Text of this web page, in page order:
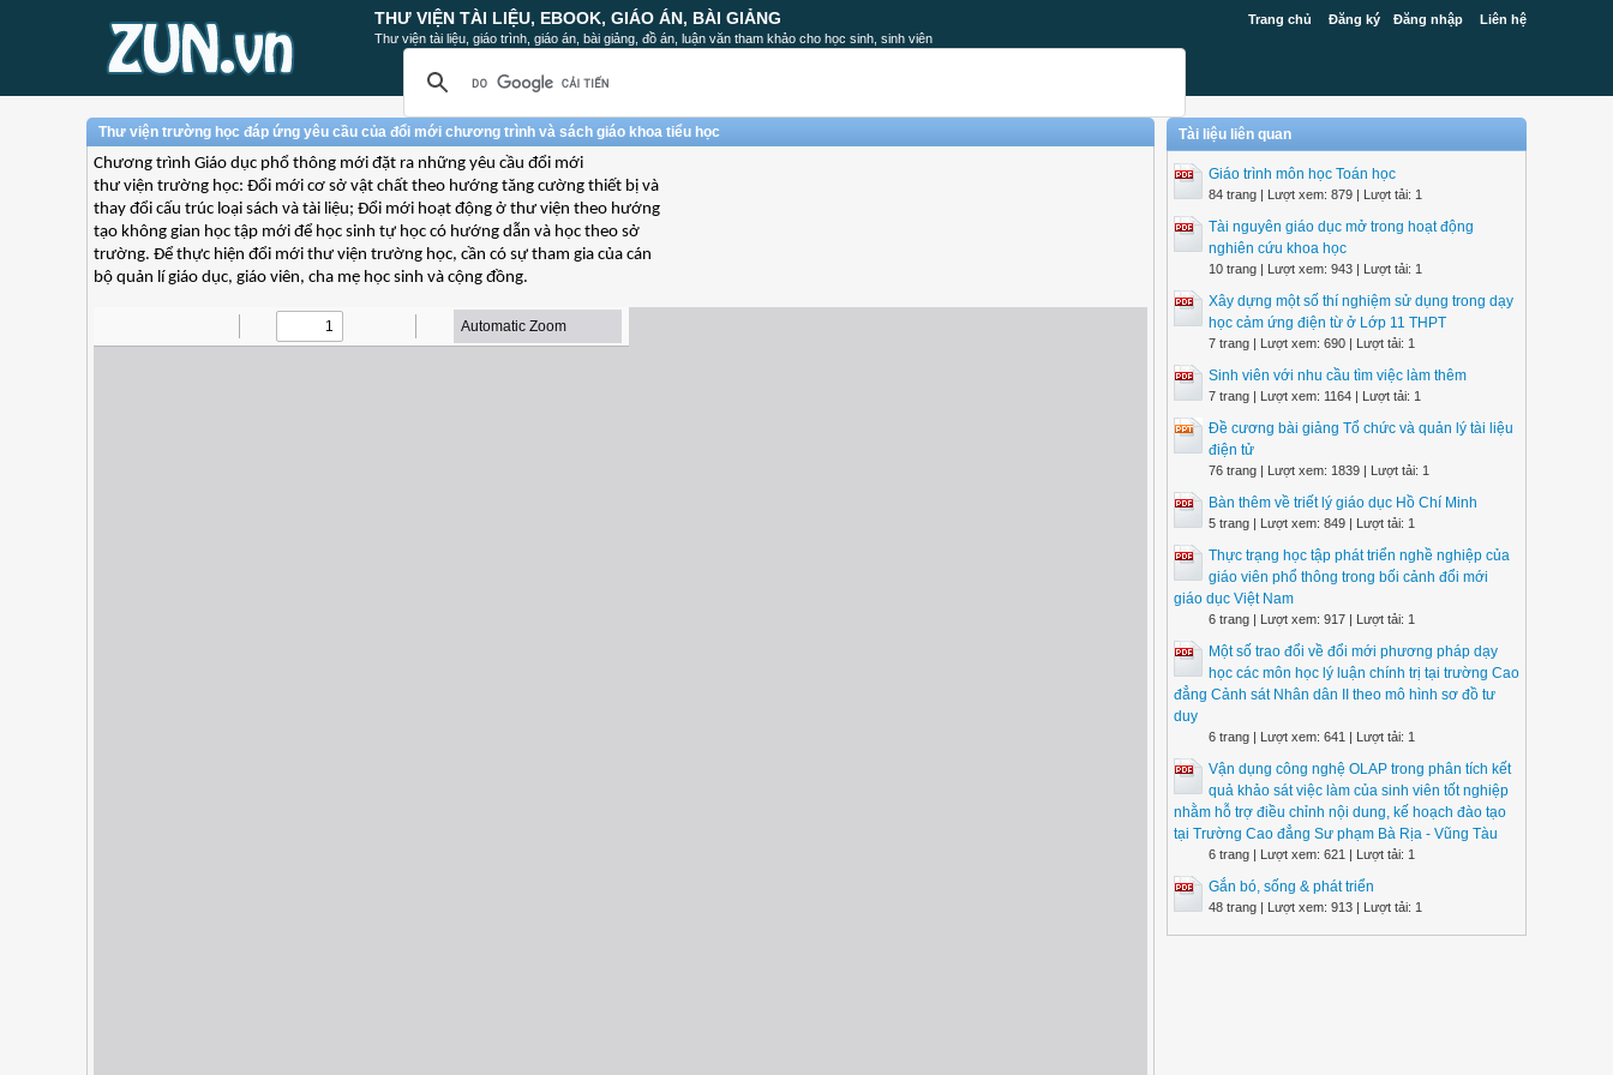
Trang chủ Đăng ký Đăng nhập Liên hệ
THƯ VIỆN TÀI LIỆU, EBOOK, GIÁO ÁN, BÀI GIẢNG
Thư viện tài liệu, giáo trình, giáo án, bài giảng, đồ án, luận văn tham khảo cho học sinh, sinh viên
Thư viện trường học đáp ứng yêu cầu của đổi mới chương trình và sách giáo khoa tiểu học
Chương trình Giáo dục phổ thông mới đặt ra những yêu cầu đổi mới
thư viện trường học: Đổi mới cơ sở vật chất theo hướng tăng cường thiết bị và
thay đổi cấu trúc loại sách và tài liệu; Đổi mới hoạt động ở thư viện theo hướng
tạo không gian học tập mới để học sinh tự học có hướng dẫn và học theo sở
trường. Để thực hiện đổi mới thư viện trường học, cần có sự tham gia của cán
bộ quản lí giáo dục, giáo viên, cha mẹ học sinh và cộng đồng.
Tài liệu liên quan
Giáo trình môn học Toán học
84 trang | Lượt xem: 879 | Lượt tải: 1
Tài nguyên giáo dục mở trong hoạt động
nghiên cứu khoa học
10 trang | Lượt xem: 943 | Lượt tải: 1
Xây dựng một số thí nghiệm sử dụng trong dạy
học cảm ứng điện từ ở Lớp 11 THPT
7 trang | Lượt xem: 690 | Lượt tải: 1
Sinh viên với nhu cầu tìm việc làm thêm
7 trang | Lượt xem: 1164 | Lượt tải: 1
Đề cương bài giảng Tổ chức và quản lý tài liệu
điện tử
76 trang | Lượt xem: 1839 | Lượt tải: 1
Bàn thêm về triết lý giáo dục Hồ Chí Minh
5 trang | Lượt xem: 849 | Lượt tải: 1
Thực trạng học tập phát triển nghề nghiệp của
giáo viên phổ thông trong bối cảnh đổi mới
giáo dục Việt Nam
6 trang | Lượt xem: 917 | Lượt tải: 1
Một số trao đổi về đổi mới phương pháp dạy
học các môn học lý luận chính trị tại trường Cao
đẳng Cảnh sát Nhân dân II theo mô hình sơ đồ tư
duy
6 trang | Lượt xem: 641 | Lượt tải: 1
Vận dụng công nghệ OLAP trong phân tích kết
quả khảo sát việc làm của sinh viên tốt nghiệp
nhằm hỗ trợ điều chỉnh nội dung, kế hoạch đào tạo
tại Trường Cao đẳng Sư phạm Bà Rịa - Vũng Tàu
6 trang | Lượt xem: 621 | Lượt tải: 1
Gắn bó, sống & phát triển
48 trang | Lượt xem: 913 | Lượt tải: 1